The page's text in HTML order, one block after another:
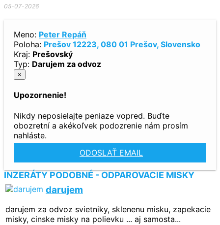
05-07-2026
Meno: Peter Repáň
Poloha: Prešov 12223, 080 01 Prešov, Slovensko
Kraj: Prešovský
Typ: Darujem za odvoz
×
Upozornenie!
Nikdy neposielajte peniaze vopred. Buďte
obozretní a akékoľvek podozrenie nám prosím
nahláste.
ODOSLAŤ EMAIL
INZERÁTY PODOBNÉ - ODPAROVACIE MISKY
darujem
darujem za odvoz svietniky, sklenenu misku, zapekacie
misky, cinske misky na polievku ... aj samosta...